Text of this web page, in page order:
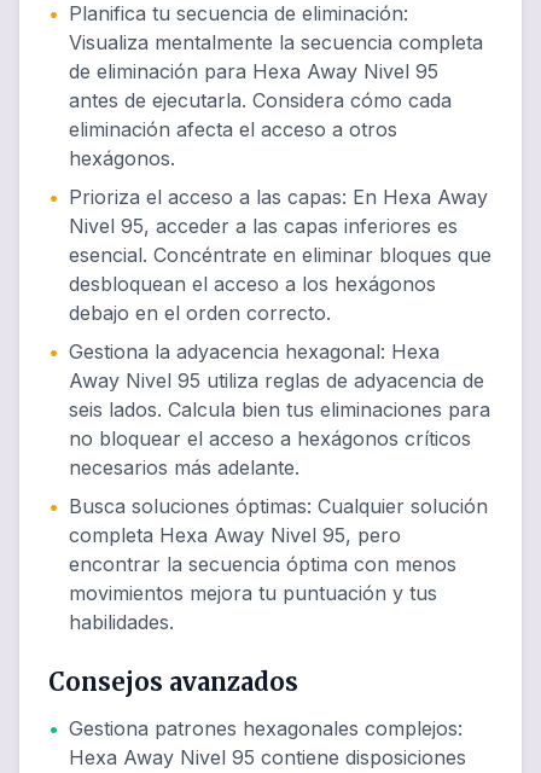
• Planifica tu secuencia de eliminación:
Visualiza mentalmente la secuencia completa
de eliminación para Hexa Away Nivel 95
antes de ejecutarla. Considera cómo cada
eliminación afecta el acceso a otros
hexágonos.
• Prioriza el acceso a las capas: En Hexa Away
Nivel 95, acceder a las capas inferiores es
esencial. Concéntrate en eliminar bloques que
desbloquean el acceso a los hexágonos
debajo en el orden correcto.
• Gestiona la adyacencia hexagonal: Hexa
Away Nivel 95 utiliza reglas de adyacencia de
seis lados. Calcula bien tus eliminaciones para
no bloquear el acceso a hexágonos críticos
necesarios más adelante.
• Busca soluciones óptimas: Cualquier solución
completa Hexa Away Nivel 95, pero
encontrar la secuencia óptima con menos
movimientos mejora tu puntuación y tus
habilidades.
Consejos avanzados
• Gestiona patrones hexagonales complejos:
Hexa Away Nivel 95 contiene disposiciones